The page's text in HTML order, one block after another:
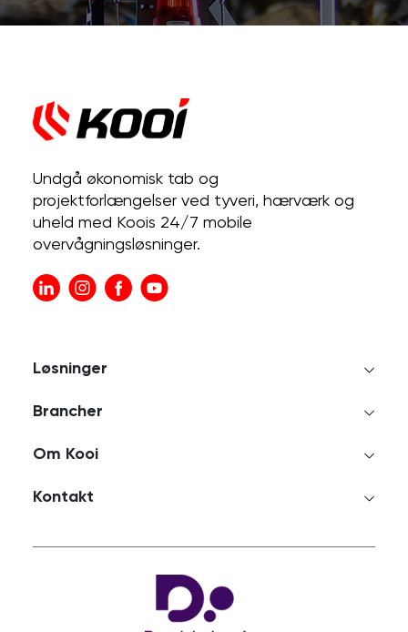
Undgå økonomisk tab og
projektforlængelser ved tyveri, hærværk og
uheld med Koois 24/7 mobile
overvågningsløsninger.
Løsninger
Brancher
Om Kooi
Kontakt